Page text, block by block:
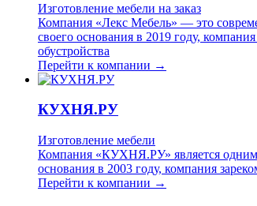
Изготовление мебели на заказ
Компания «Лекс Мебель» — это
своего основания в 2019 году,
обустройства
Перейти к компании →
КУХНЯ.РУ
Изготовление мебели
Компания «КУХНЯ.РУ» является одним
основания в 2003 году, компания
Перейти к компании →